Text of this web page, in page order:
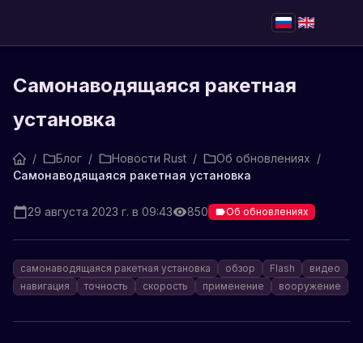
Самонаводящаяся ракетная
установка
/ Блог / Новости Rust / Об обновлениях /
Самонаводящаяся ракетная установка
29 августа 2023 г. в 09:43 850 Об обновлениях
самонаводящаяся ракетная установка обзор Flash
видео
навигация
точность скорость применение вооружение